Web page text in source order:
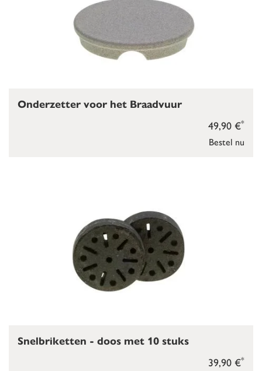
Bestel nu
49,90 €*
Onderzetter voor het Braadvuur
39,90 €*
Snelbriketten - doos met 10 stuks